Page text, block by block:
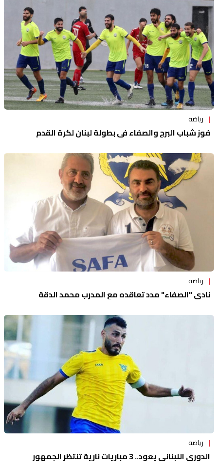
رياضة
فوز شباب البرج والصفاء في بطولة لبنان لكرة القدم
رياضة
نادي "الصفاء" مدد تعاقده مع المدرب محمد الدقة
رياضة
الدوري اللبناني يعود.. 3 مباريات نارية تنتظر الجمهور